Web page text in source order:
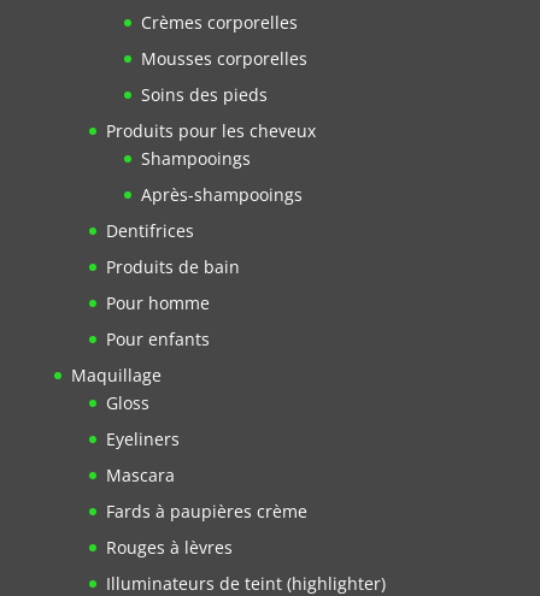
Crèmes corporelles
Mousses corporelles
Soins des pieds
Produits pour les cheveux
Shampooings
Après-shampooings
Dentifrices
Produits de bain
Pour homme
Pour enfants
Maquillage
Gloss
Eyeliners
Mascara
Fards à paupières crème
Rouges à lèvres
Illuminateurs de teint (highlighter)